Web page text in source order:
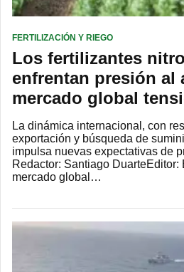
FERTILIZACIÓN Y RIEGO
Los fertilizantes
enfrentan presión al
mercado global
La dinámica internacional, con
exportación y búsqueda de
impulsa nuevas expectativas de
Redactor: Santiago DuarteEditor:
mercado global…